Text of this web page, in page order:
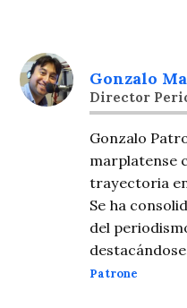
Gonzalo
Director
Gonzalo
marplatense
trayectoria
Se ha
del
Patrone